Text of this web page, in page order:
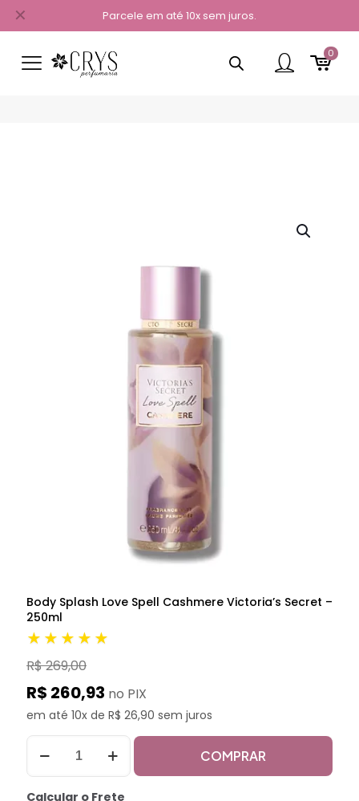
Parcele em até 10x sem juros.
✕
0
Body Splash Love Spell Cashmere Victoria’s Secret –
250ml
★★★★★
R$ 269,00
R$ 260,93 no PIX
em até 10x de R$ 26,90 sem juros
COMPRAR
Calcular o Frete